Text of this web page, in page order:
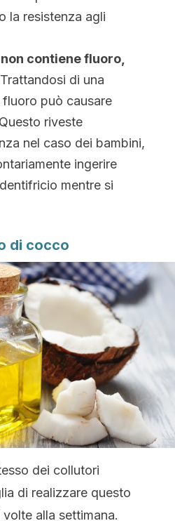
la resistenza agli
contiene fluoro,
Trattandosi di una
può causare
riveste
nel caso dei bambini,
ingerire
mentre si
di cocco
dei collutori
di realizzare questo
alla settimana.